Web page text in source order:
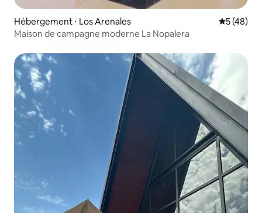
Hébergement ⋅ Los Arenales
5 (48)
Maison de campagne moderne La Nopalera